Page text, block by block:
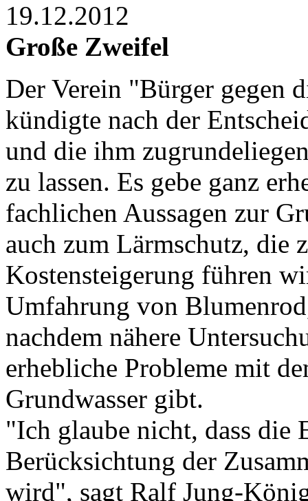
19.12.2012
Große Zweifel
Der Verein "Bürger gegen
kündigte nach der
und die ihm
zu lassen. Es gebe ganz
fachlichen Aussagen zur
auch zum Lärmschutz, die
Kostensteigerung führen
Umfahrung von
nachdem nähere
erhebliche Probleme mit
Grundwasser gibt.
"Ich glaube nicht, dass die
Berücksichtung der
wird", sagt Ralf Jung-